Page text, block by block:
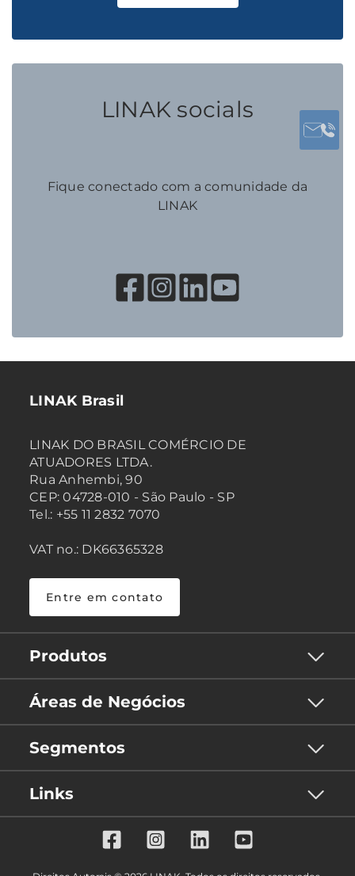
LINAK socials
Fique conectado com a comunidade da
LINAK
LINAK Brasil
LINAK DO BRASIL COMÉRCIO DE
ATUADORES LTDA.
Rua Anhembi, 90
CEP: 04728-010 - São Paulo - SP
Tel.: +55 11 2832 7070
VAT no.: DK66365328
Entre em contato
Produtos
Áreas de Negócios
Segmentos
Links